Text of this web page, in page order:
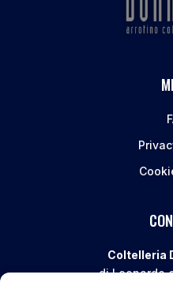
Coltelleria
di Leonardo